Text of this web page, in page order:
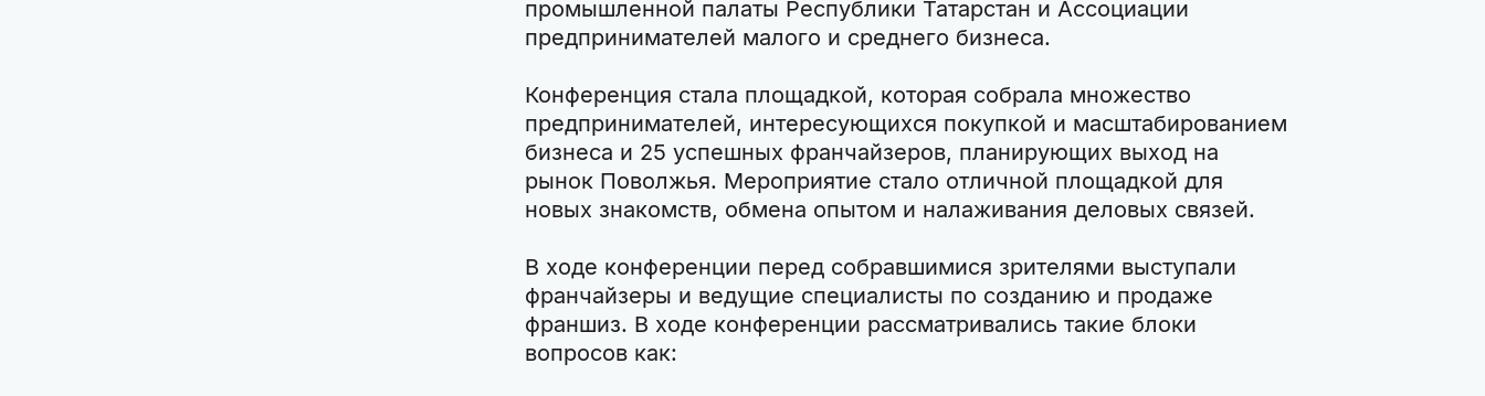
промышленной палаты Республики Татарстан и Ассоциации
предпринимателей малого и среднего бизнеса.
Конференция стала площадкой, которая собрала множество
предпринимателей, интересующихся покупкой и масштабированием
бизнеса и 25 успешных франчайзеров, планирующих выход на
рынок Поволжья. Мероприятие стало отличной площадкой для
новых знакомств, обмена опытом и налаживания деловых связей.
В ходе конференции перед собравшимися зрителями выступали
франчайзеры и ведущие специалисты по созданию и продаже
франшиз. В ходе конференции рассматривались такие блоки
вопросов как: